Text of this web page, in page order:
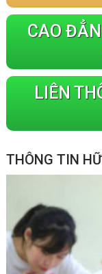
CAO
LIÊN
THÔNG TIN